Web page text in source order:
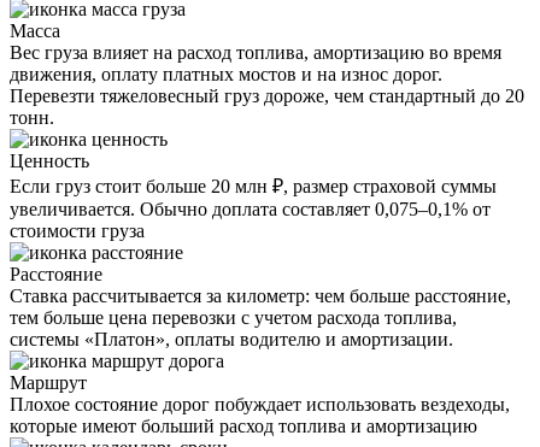
Масса
Вес груза влияет на расход топлива, амортизацию во время
движения, оплату платных мостов и на износ дорог.
Перевезти тяжеловесный груз дороже, чем стандартный до 20
тонн.
Ценность
Если груз стоит больше 20 млн ₽, размер страховой суммы
увеличивается. Обычно доплата составляет 0,075–0,1% от
стоимости груза
Расстояние
Ставка рассчитывается за километр: чем больше расстояние,
тем больше цена перевозки с учетом расхода топлива,
системы «Платон», оплаты водителю и амортизации.
Маршрут
Плохое состояние дорог побуждает использовать вездеходы,
которые имеют больший расход топлива и амортизацию